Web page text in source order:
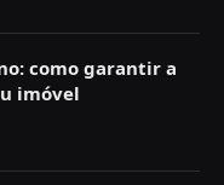
como garantir a
imóvel